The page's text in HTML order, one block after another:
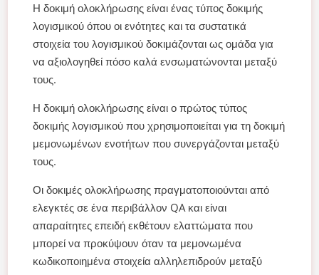
Η δοκιμή ολοκλήρωσης είναι ένας τύπος δοκιμής
λογισμικού όπου οι ενότητες και τα συστατικά
στοιχεία του λογισμικού δοκιμάζονται ως ομάδα για
να αξιολογηθεί πόσο καλά ενσωματώνονται μεταξύ
τους.
Η δοκιμή ολοκλήρωσης είναι ο πρώτος τύπος
δοκιμής λογισμικού που χρησιμοποιείται για τη δοκιμή
μεμονωμένων ενοτήτων που συνεργάζονται μεταξύ
τους.
Οι δοκιμές ολοκλήρωσης πραγματοποιούνται από
ελεγκτές σε ένα περιβάλλον QA και είναι
απαραίτητες επειδή εκθέτουν ελαττώματα που
μπορεί να προκύψουν όταν τα μεμονωμένα
κωδικοποιημένα στοιχεία αλληλεπιδρούν μεταξύ